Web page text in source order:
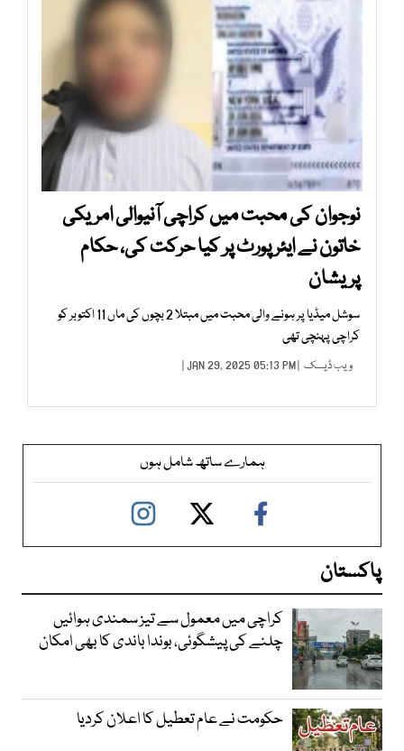
نوجوان کی محبت میں کراچی آنیوالی امریکی
خاتون نے ایئرپورٹ پر کیا حرکت کی، حکام
پریشان
سوشل میڈیا پر ہونے والی محبت میں مبتلا 2 بچوں کی ماں 11 اکتوبر کو
کراچی پہنچی تھی
ویب ڈیسک | JAN 29, 2025 05:13 PM |
ہمارے ساتھ شامل ہوں
پاکستان
کراچی میں معمول سے تیز سمندی ہوائیں
چلنے کی پیشگوئی، بوندا باندی کا بھی امکان
حکومت نے عام تعطیل کا اعلان کردیا